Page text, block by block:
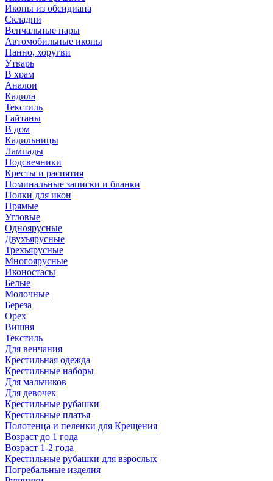
Иконы из обсидиана
Складни
Венчальные пары
Автомобильные иконы
Панно, хоругви
Утварь
В храм
Аналои
Кадила
Текстиль
Гайтаны
В дом
Кадильницы
Лампады
Подсвечники
Кресты и распятия
Поминальные записки и бланки
Полки для икон
Прямые
Угловые
Одноярусные
Двухъярусные
Трехъярусные
Многоярусные
Иконостасы
Белые
Молочные
Береза
Орех
Вишня
Текстиль
Для венчания
Крестильная одежда
Крестильные наборы
Для мальчиков
Для девочек
Крестильные рубашки
Крестильные платья
Полотенца и пеленки для Крещения
Возраст до 1 года
Возраст 1-2 года
Крестильные рубашки для взрослых
Погребальные изделия